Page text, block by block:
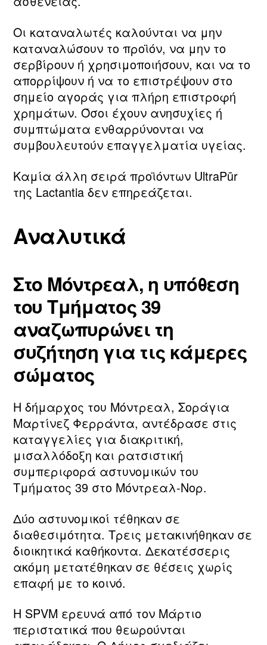
Οι καταναλωτές καλούνται να μην
καταναλώσουν το προϊόν, να μην το
σερβίρουν ή χρησιμοποιήσουν, και να το
απορρίψουν ή να το επιστρέψουν στο
σημείο αγοράς για πλήρη επιστροφή
χρημάτων. Όσοι έχουν ανησυχίες ή
συμπτώματα ενθαρρύνονται να
συμβουλευτούν επαγγελματία υγείας.
Καμία άλλη σειρά προϊόντων UltraPūr
της Lactantia δεν επηρεάζεται.
Αναλυτικά
Στο Μόντρεαλ, η υπόθεση
του Τμήματος 39
αναζωπυρώνει τη
συζήτηση για τις κάμερες
σώματος
Η δήμαρχος του Μόντρεαλ, Σοράγια
Μαρτίνεζ Φερράντα, αντέδρασε στις
καταγγελίες για διακριτική,
μισαλλόδοξη και ρατσιστική
συμπεριφορά αστυνομικών του
Τμήματος 39 στο Μόντρεαλ-Νορ.
Δύο αστυνομικοί τέθηκαν σε
διαθεσιμότητα. Τρεις μετακινήθηκαν σε
διοικητικά καθήκοντα. Δεκατέσσερις
ακόμη μετατέθηκαν σε θέσεις χωρίς
επαφή με το κοινό.
Η SPVM ερευνά από τον Μάρτιο
περιστατικά που θεωρούνται